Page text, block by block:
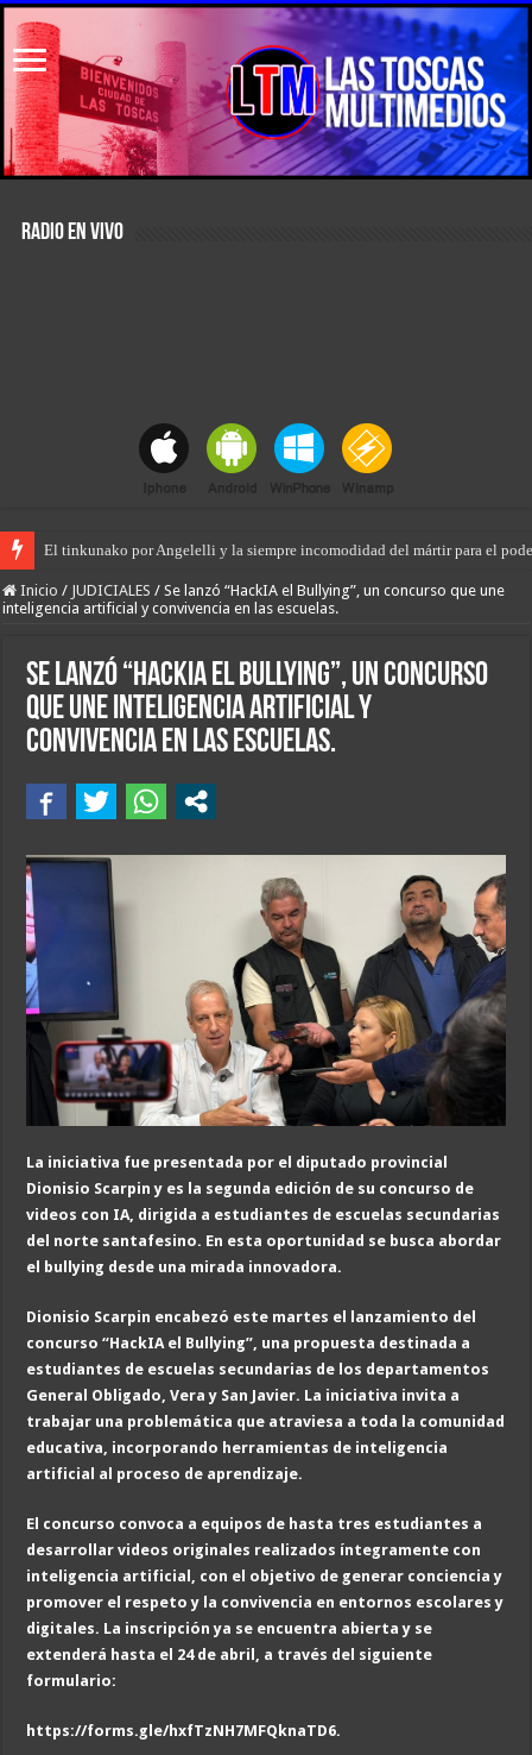
RADIO EN VIVO
El tinkunako por Angelelli y la siempre incomodidad del mártir para el
El primer encuentro de “Rodanteros del Jaaukanigás”, se presentó en la
Inicio / JUDICIALES / Se lanzó “HackIA el Bullying”, un concurso que une
inteligencia artificial y convivencia en las escuelas.
Se lanzó “HackIA el Bullying”, un concurso
que une inteligencia artificial y
convivencia en las escuelas.
La iniciativa fue presentada por el diputado provincial
Dionisio Scarpin y es la segunda edición de su concurso de
videos con IA, dirigida a estudiantes de escuelas secundarias
del norte santafesino. En esta oportunidad se busca abordar
el bullying desde una mirada innovadora.
Dionisio Scarpin encabezó este martes el lanzamiento del
concurso “HackIA el Bullying”, una propuesta destinada a
estudiantes de escuelas secundarias de los departamentos
General Obligado, Vera y San Javier. La iniciativa invita a
trabajar una problemática que atraviesa a toda la comunidad
educativa, incorporando herramientas de inteligencia
artificial al proceso de aprendizaje.
El concurso convoca a equipos de hasta tres estudiantes a
desarrollar videos originales realizados íntegramente con
inteligencia artificial, con el objetivo de generar conciencia y
promover el respeto y la convivencia en entornos escolares y
digitales. La inscripción ya se encuentra abierta y se
extenderá hasta el 24 de abril, a través del siguiente
formulario:
https://forms.gle/hxfTzNH7MFQknaTD6.